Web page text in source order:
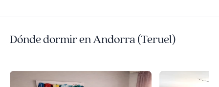
Dónde dormir en Andorra (Teruel)